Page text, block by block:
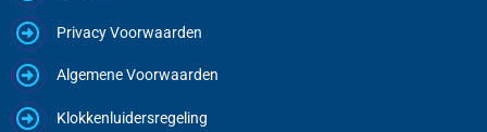
Privacy Voorwaarden
Algemene Voorwaarden
Klokkenluidersregeling